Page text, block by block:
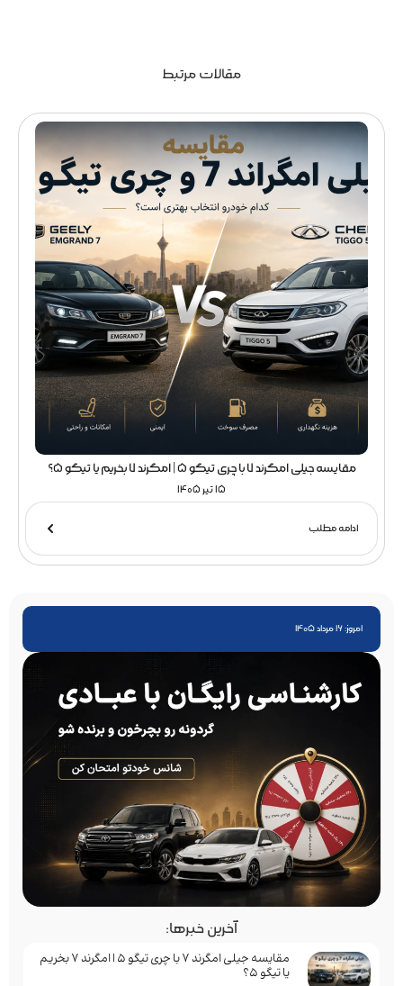
مقالات مرتبط
مقایسه جیلی امگرند 7 با چری تیگو 5 | امگرند 7 بخریم یا تیگو 5؟
15 تیر 1405
ادامه مطلب
امروز: 16 مرداد 1405
آخرین خبرها:
مقایسه جیلی امگرند 7 با چری تیگو 5 | امگرند 7 بخریم
یا تیگو 5؟